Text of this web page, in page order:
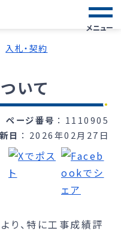
メニュー
入札・契約
いて
ページ番号
1110905
日
2026年02月27日
り、特に工事成績評